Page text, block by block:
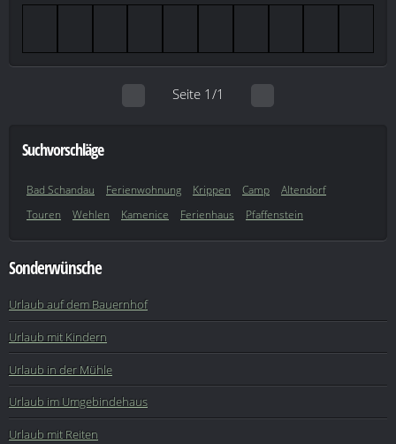
Seite 1/1
Suchvorschläge
Bad Schandau Ferienwohnung Krippen Camp
Altendorf
Touren
Wehlen Kamenice Ferienhaus Pfaffenstein
Sonderwünsche
Urlaub auf dem Bauernhof
Urlaub mit Kindern
Urlaub in der Mühle
Urlaub im Umgebindehaus
Urlaub mit Reiten